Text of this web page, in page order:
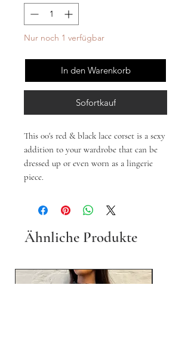
Nur noch 1 verfügbar
In den Warenkorb
Sofortkauf
This 00's red & black lace corset is a sexy
addition to your wardrobe that can be
dressed up or even worn as a lingerie
piece.
Ähnliche Produkte